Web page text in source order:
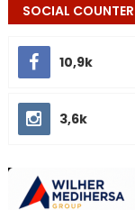
SOCIAL COUNTER
10,9k
3,6k